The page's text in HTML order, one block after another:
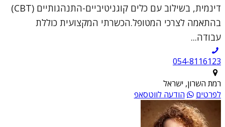
דינמית, בשילוב עם כלים קוגניטיביים-התנהגותיים (CBT)
בהתאמה לצרכי המטופל.הכשרתי המקצועית כוללת
עבודה...
054-8116123
רמת השרון, ישראל
לפרטים
הודעה לווטסאפ